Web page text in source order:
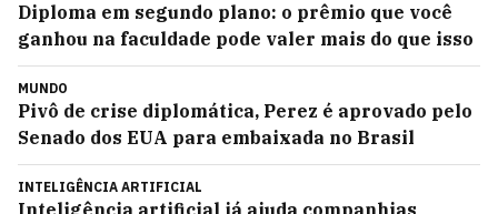
Diploma em segundo plano: o prêmio que você
ganhou na faculdade pode valer mais do que isso
MUNDO
Pivô de crise diplomática, Perez é aprovado pelo
Senado dos EUA para embaixada no Brasil
INTELIGÊNCIA ARTIFICIAL
Inteligência artificial já ajuda companhias